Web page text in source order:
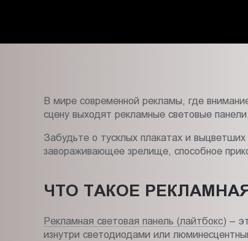
В мире современной рекламы, где
сцену выходят рекламные световые
Забудьте о тусклых плакатах и
завораживающее зрелище, способное
ЧТО ТАКОЕ
Рекламная световая панель (лайтбокс) –
изнутри светодиодами или